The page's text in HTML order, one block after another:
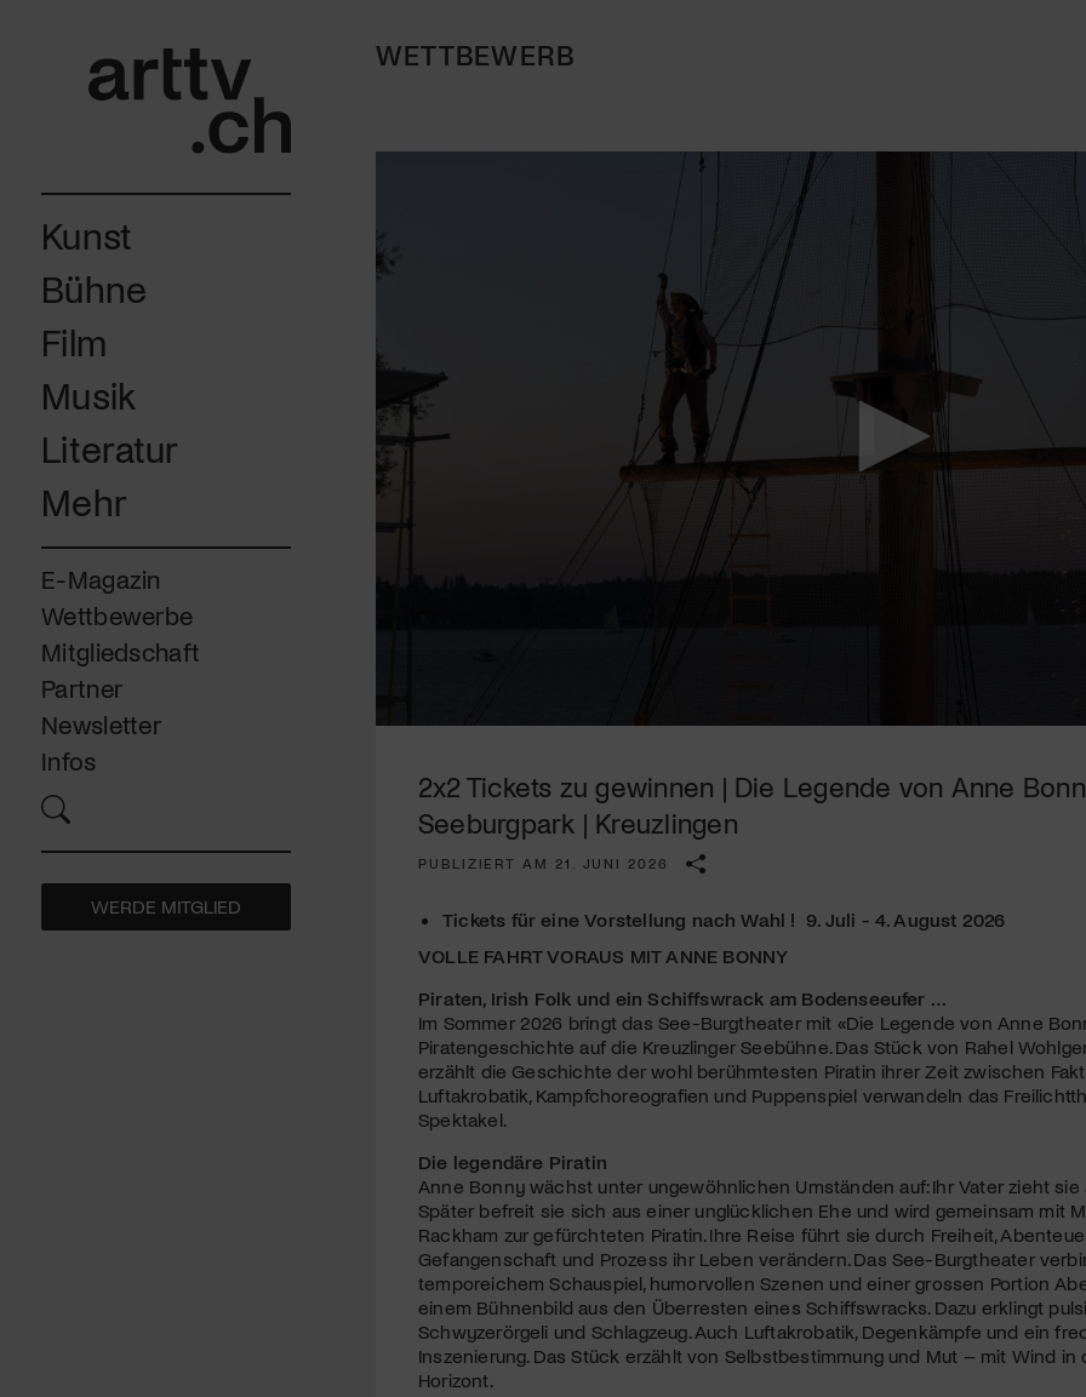
Kunst
Bühne
Film
Musik
Literatur
Mehr
E-Magazin
Wettbewerbe
Mitgliedschaft
Partner
Newsletter
Infos
WERDE MITGLIED
WETTBEWERB
minutes,
2x2 Tickets zu gewinnen | Die Legende von Anne
Seeburgpark | Kreuzlingen
PUBLIZIERT AM 21. JUNI 2026
Tickets für eine Vorstellung nach Wahl ! 9. Juli - 4. August 2026
VOLLE FAHRT VORAUS MIT ANNE BONNY
Piraten, Irish Folk und ein Schiffswrack am Bodenseeufer …
Im Sommer 2026 bringt das See-Burgtheater mit «Die Legende von Anne
Piratengeschichte auf die Kreuzlinger Seebühne. Das Stück von Rahel
erzählt die Geschichte der wohl berühmtesten Piratin ihrer Zeit zwischen
Luftakrobatik, Kampfchoreografien und Puppenspiel verwandeln das
Spektakel.
Die legendäre Piratin
Anne Bonny wächst unter ungewöhnlichen Umständen auf: Ihr Vater zieht
Später befreit sie sich aus einer unglücklichen Ehe und wird gemeinsam mit
Rackham zur gefürchteten Piratin. Ihre Reise führt sie durch Freiheit,
Gefangenschaft und Prozess ihr Leben verändern. Das See-Burgtheater
temporeichem Schauspiel, humorvollen Szenen und einer grossen Portion
einem Bühnenbild aus den Überresten eines Schiffswracks. Dazu erklingt
Schwyzerörgeli und Schlagzeug. Auch Luftakrobatik, Degenkämpfe und ein
Inszenierung. Das Stück erzählt von Selbstbestimmung und Mut – mit Wind
Horizont.
Mach mit: «Be Part of the Art»!
Engagiere dich als Kulturliebhaber:in, Kulturschaffende(r) oder